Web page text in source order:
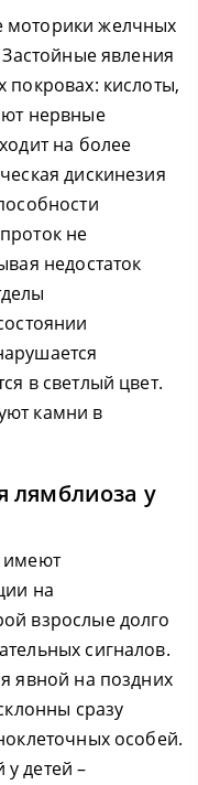
желчных
явления
кислоты,
нервные
на более
дискинезия
не
недостаток
в светлый цвет.
камни в
лямблиоза у
имеют
на
взрослые долго
сигналов.
явной на поздних
сразу
особей.
детей –